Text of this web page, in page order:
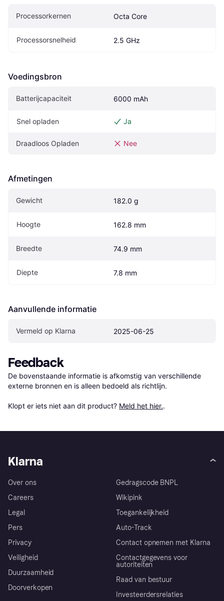
Processorkernen Octa Core
Processorsnelheid 2.5 GHz
Voedingsbron
Batterijcapaciteit 6000 mAh
Snel opladen Ja
Draadloos Opladen Nee
Afmetingen
Gewicht 182.0 g
Hoogte 162.8 mm
Breedte 74.9 mm
Diepte 7.8 mm
Aanvullende informatie
Vermeld op Klarna 2025-06-25
Feedback
De bovenstaande informatie is afkomstig van verschillende
externe bronnen en is alleen bedoeld als richtlijn.
Klopt er iets niet aan dit product? Meld het hier..
Klarna
Over ons
Careers
Legal
Pers
Privacy
Veiligheid
Duurzaamheid
Doorverkopen
Gedragscode BNPL
Wikipink
Toegankelijkheid
Auto-Track
Contact opnemen met Klarna
Contactgegevens voor
autoriteiten
Raad van bestuur
Investeerdersrelaties